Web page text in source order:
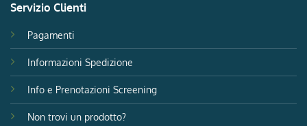
Servizio Clienti
Pagamenti
Informazioni Spedizione
Info e Prenotazioni Screening
Non trovi un prodotto?